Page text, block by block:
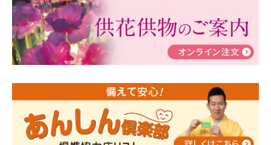
ぶ！はじめてのお葬式」小さな家族葬ハウス®町田成
瀬 ご参加ありがとうございました！
2024/01/19令和6年能登半島地震災害の寄付のご報
告
人形供養 寄付のご報告
2023/12/16終活なるほど教室＠小さな家族葬ハウ
ス®上鶴間 エンディングノートを書いてみよう！
2023/11/29 永田屋創業110周年記念式典 レンブラ